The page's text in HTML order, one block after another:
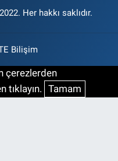
Her hakkı saklıdır.
Bilişim
çerezlerden
tıklayın. Tamam